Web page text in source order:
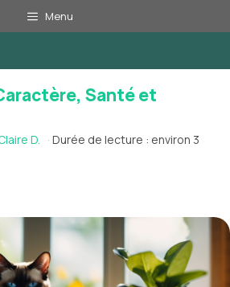
Menu
Santé et
D. · Durée de lecture : environ 3